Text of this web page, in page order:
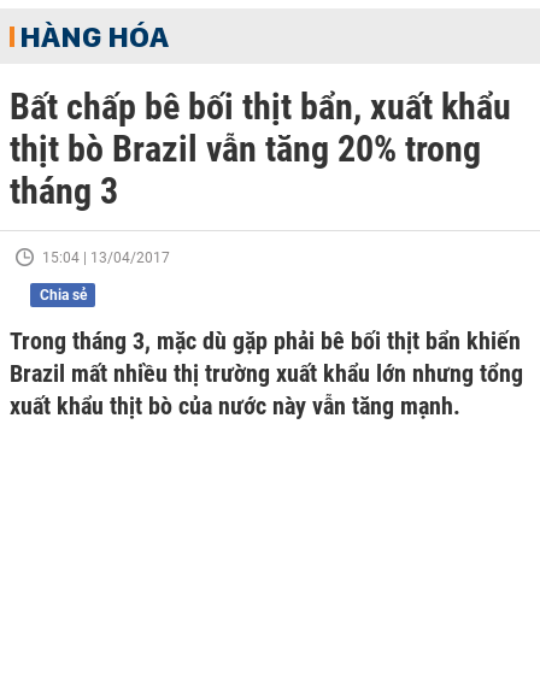
HÀNG HÓA
Bất chấp bê bối thịt bẩn, xuất khẩu
thịt bò Brazil vẫn tăng 20% trong
tháng 3
15:04 | 13/04/2017
Chia sẻ
Trong tháng 3, mặc dù gặp phải bê bối thịt bẩn khiến
Brazil mất nhiều thị trường xuất khẩu lớn nhưng tổng
xuất khẩu thịt bò của nước này vẫn tăng mạnh.